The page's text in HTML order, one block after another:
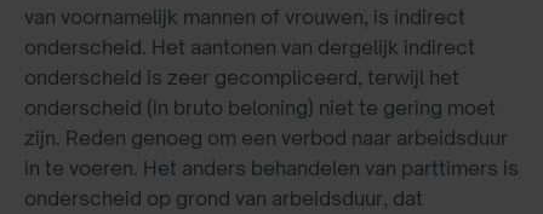
van voornamelijk mannen of vrouwen, is indirect
onderscheid. Het aantonen van dergelijk indirect
onderscheid is zeer gecompliceerd, terwijl het
onderscheid (in bruto beloning) niet te gering moet
zijn. Reden genoeg om een verbod naar arbeidsduur
in te voeren. Het anders behandelen van parttimers is
onderscheid op grond van arbeidsduur, dat